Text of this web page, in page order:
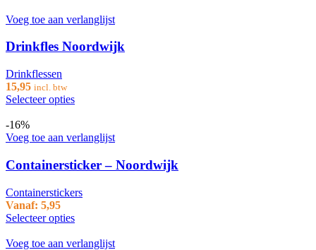
Voeg toe aan verlanglijst
Drinkfles Noordwijk
Drinkflessen
15,95 incl. btw
Selecteer opties
-16%
Voeg toe aan verlanglijst
Containersticker – Noordwijk
Containerstickers
Vanaf: 5,95
Selecteer opties
Voeg toe aan verlanglijst